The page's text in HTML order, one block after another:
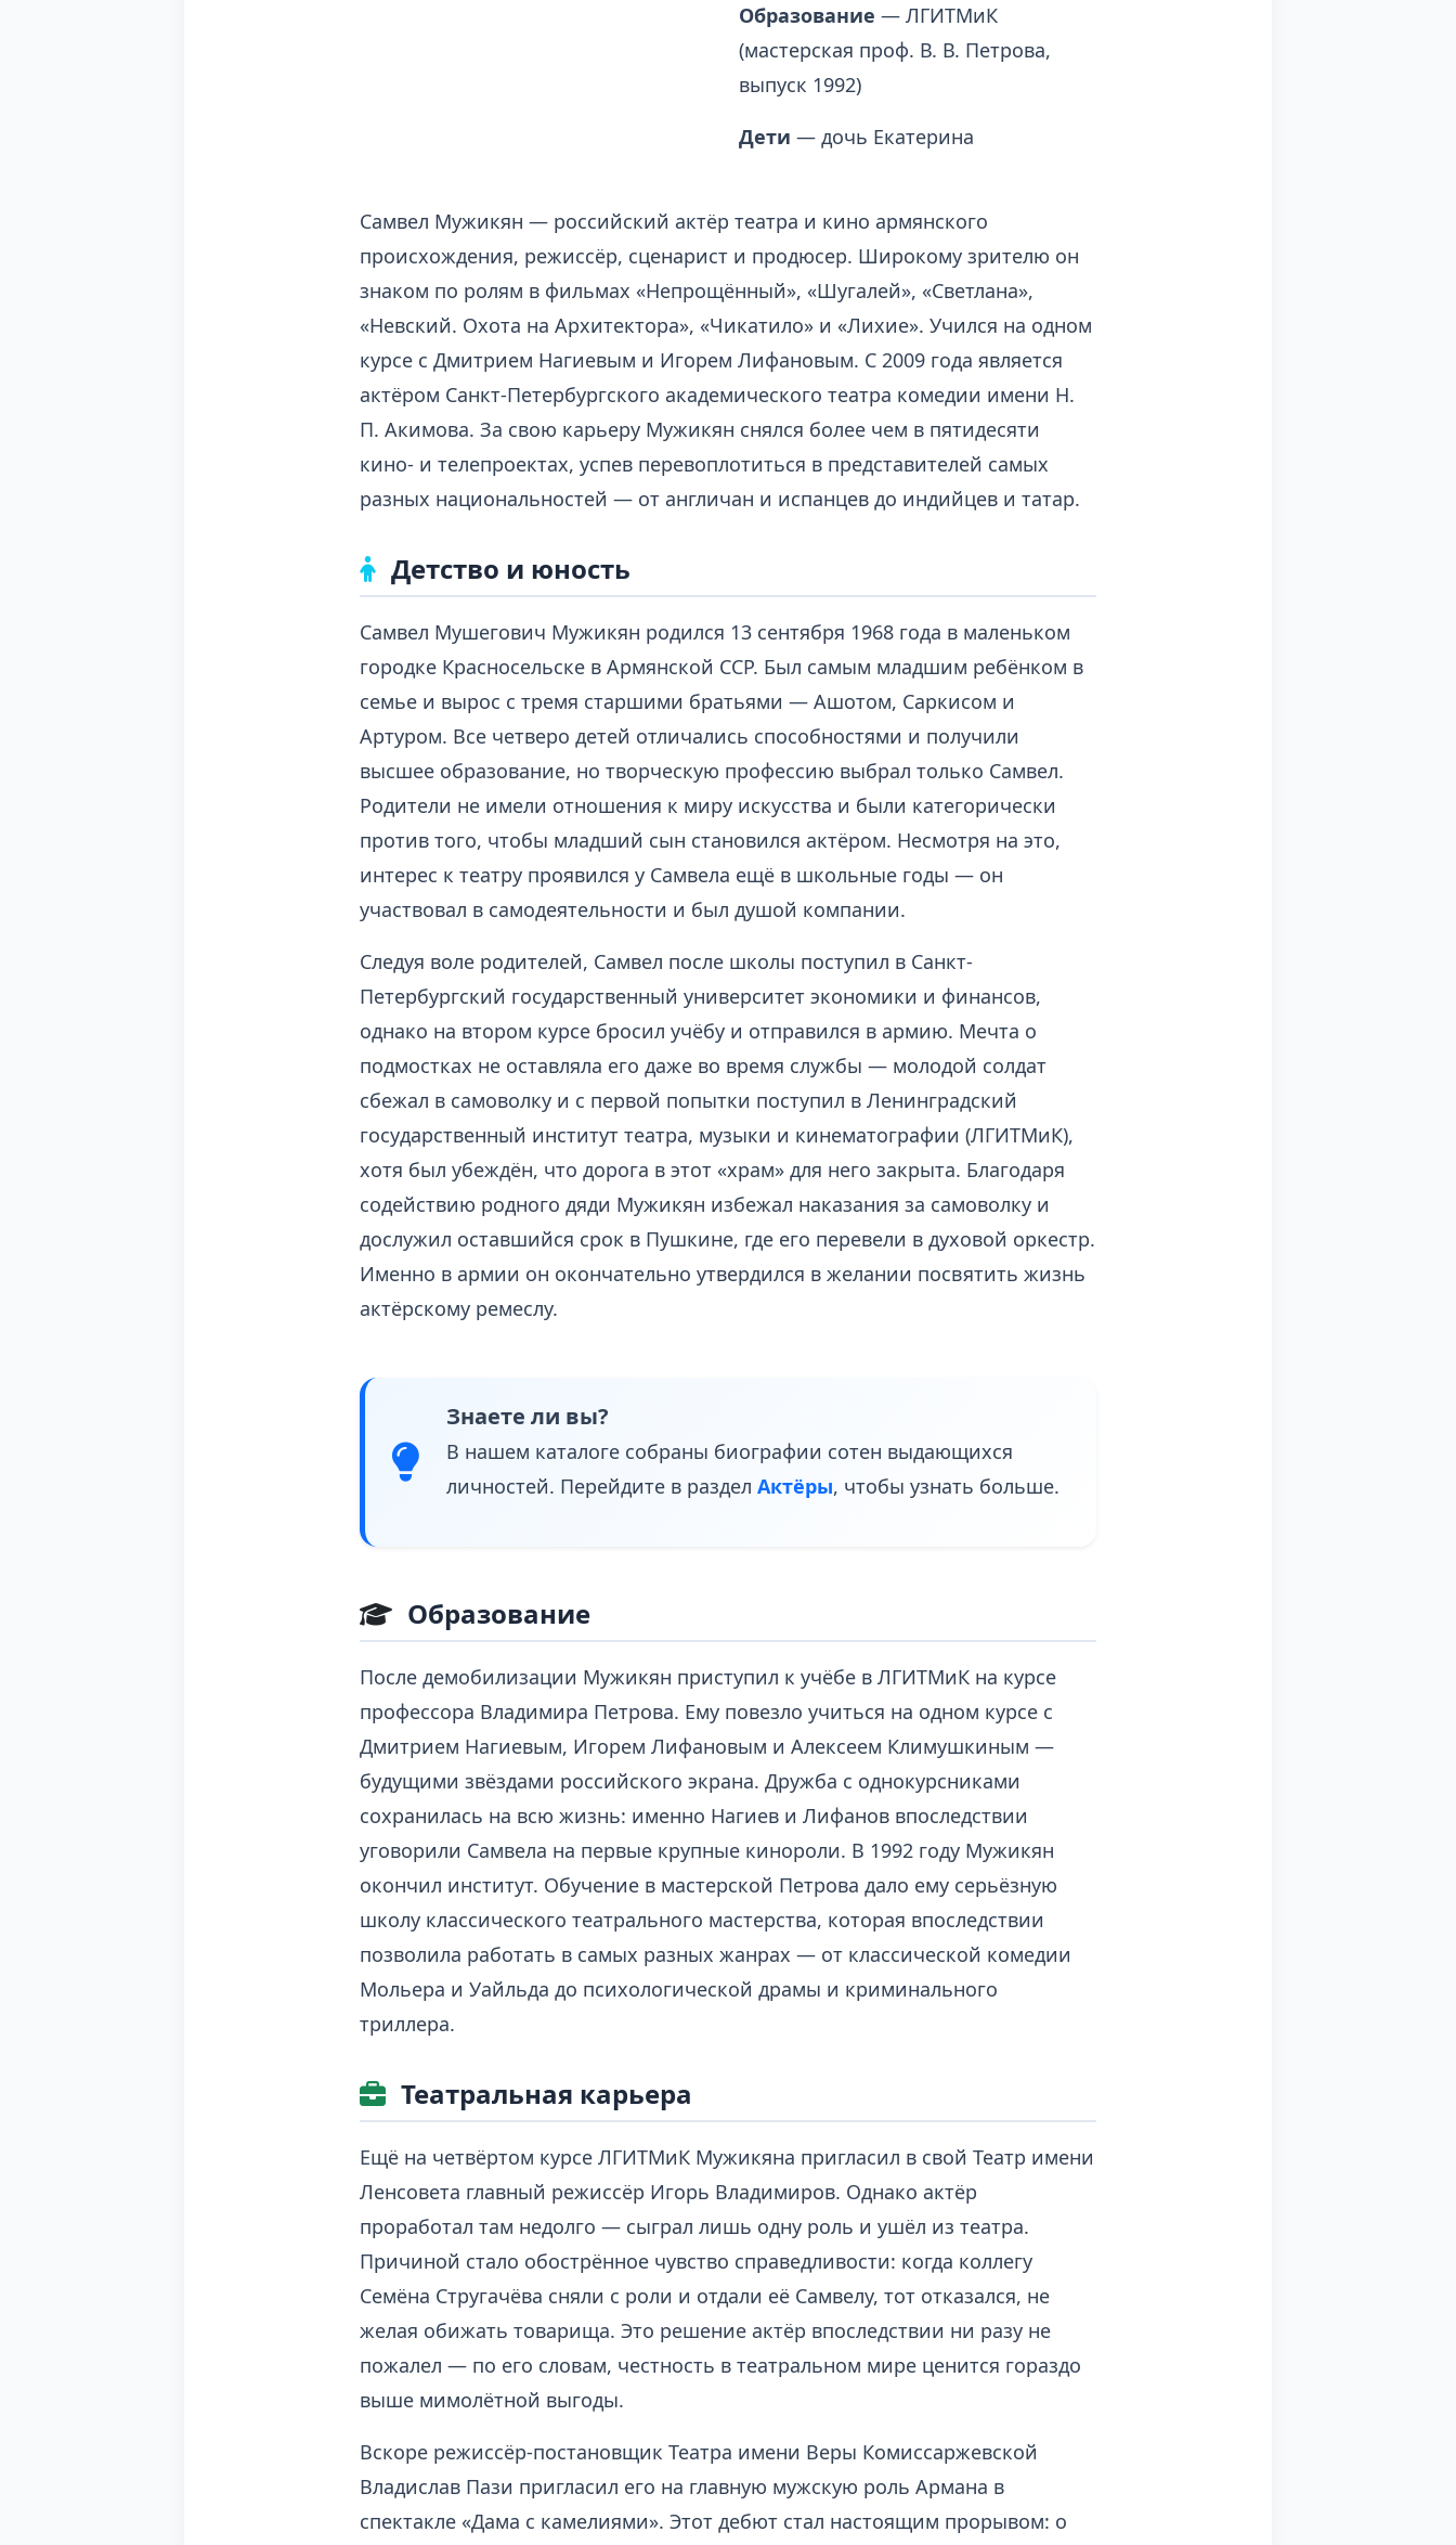
Образование — ЛГИТМиК
(мастерская проф. В. В. Петрова,
выпуск 1992)
Дети — дочь Екатерина
Самвел Мужикян — российский актёр театра и кино армянского
происхождения, режиссёр, сценарист и продюсер. Широкому зрителю он
знаком по ролям в фильмах «Непрощённый», «Шугалей», «Светлана»,
«Невский. Охота на Архитектора», «Чикатило» и «Лихие». Учился на одном
курсе с Дмитрием Нагиевым и Игорем Лифановым. С 2009 года является
актёром Санкт-Петербургского академического театра комедии имени Н.
П. Акимова. За свою карьеру Мужикян снялся более чем в пятидесяти
кино- и телепроектах, успев перевоплотиться в представителей самых
разных национальностей — от англичан и испанцев до индийцев и татар.
Детство и юность
Самвел Мушегович Мужикян родился 13 сентября 1968 года в маленьком
городке Красносельске в Армянской ССР. Был самым младшим ребёнком в
семье и вырос с тремя старшими братьями — Ашотом, Саркисом и
Артуром. Все четверо детей отличались способностями и получили
высшее образование, но творческую профессию выбрал только Самвел.
Родители не имели отношения к миру искусства и были категорически
против того, чтобы младший сын становился актёром. Несмотря на это,
интерес к театру проявился у Самвела ещё в школьные годы — он
участвовал в самодеятельности и был душой компании.
Следуя воле родителей, Самвел после школы поступил в Санкт-
Петербургский государственный университет экономики и финансов,
однако на втором курсе бросил учёбу и отправился в армию. Мечта о
подмостках не оставляла его даже во время службы — молодой солдат
сбежал в самоволку и с первой попытки поступил в Ленинградский
государственный институт театра, музыки и кинематографии (ЛГИТМиК),
хотя был убеждён, что дорога в этот «храм» для него закрыта. Благодаря
содействию родного дяди Мужикян избежал наказания за самоволку и
дослужил оставшийся срок в Пушкине, где его перевели в духовой оркестр.
Именно в армии он окончательно утвердился в желании посвятить жизнь
актёрскому ремеслу.
Знаете ли вы?
В нашем каталоге собраны биографии сотен выдающихся
личностей. Перейдите в разделАктёры, чтобы узнать больше.
Образование
После демобилизации Мужикян приступил к учёбе в ЛГИТМиК на курсе
профессора Владимира Петрова. Ему повезло учиться на одном курсе с
Дмитрием Нагиевым, Игорем Лифановым и Алексеем Климушкиным —
будущими звёздами российского экрана. Дружба с однокурсниками
сохранилась на всю жизнь: именно Нагиев и Лифанов впоследствии
уговорили Самвела на первые крупные кинороли. В 1992 году Мужикян
окончил институт. Обучение в мастерской Петрова дало ему серьёзную
школу классического театрального мастерства, которая впоследствии
позволила работать в самых разных жанрах — от классической комедии
Мольера и Уайльда до психологической драмы и криминального
триллера.
Театральная карьера
Ещё на четвёртом курсе ЛГИТМиК Мужикяна пригласил в свой Театр имени
Ленсовета главный режиссёр Игорь Владимиров. Однако актёр
проработал там недолго — сыграл лишь одну роль и ушёл из театра.
Причиной стало обострённое чувство справедливости: когда коллегу
Семёна Стругачёва сняли с роли и отдали её Самвелу, тот отказался, не
желая обижать товарища. Это решение актёр впоследствии ни разу не
пожалел — по его словам, честность в театральном мире ценится гораздо
выше мимолётной выгоды.
Вскоре режиссёр-постановщик Театра имени Веры Комиссаржевской
Владислав Пази пригласил его на главную мужскую роль Армана в
спектакле «Дама с камелиями». Этот дебют стал настоящим прорывом: о